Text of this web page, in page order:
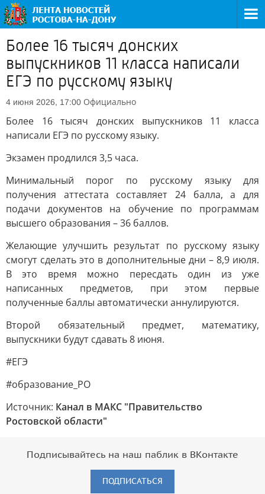
Более 16 тысяч донских
выпускников 11 класса написали
ЕГЭ по русскому языку
4 июня 2026, 17:00 Официально
Более 16 тысяч донских выпускников 11 класса
написали ЕГЭ по русскому языку.
Экзамен продлился 3,5 часа.
Минимальный порог по русскому языку для
получения аттестата составляет 24 балла, а для
подачи документов на обучение по программам
высшего образования – 36 баллов.
Желающие улучшить результат по русскому языку
смогут сделать это в дополнительные дни – 8,9 июля.
В это время можно пересдать один из уже
написанных предметов, при этом первые
полученные баллы автоматически аннулируются.
Второй обязательный предмет, математику,
выпускники будут сдавать 8 июня.
#ЕГЭ
#образование_РО
Источник: Канал в МАКС "Правительство
Ростовской области"
Подписывайтесь на наш паблик в ВКонтакте
ПОДПИСАТЬСЯ